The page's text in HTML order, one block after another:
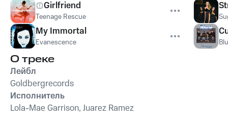
Girlfriend
Teenage Rescue
My Immortal
Evanescence
О треке
Лейбл
Goldbergrecords
Исполнитель
Lola-Mae Garrison, Juarez Ramez